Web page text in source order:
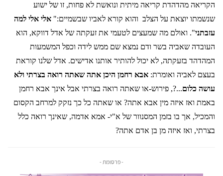
הקריאה מהדהדת קריאה מיתית ונואשת לא פחות, זו של ישוע
שנשמתו יוצאת על הצלב והוא קורא לאביו שבשמיים:" אלי אלי למה
עזבתני". ואולם מה שמעצים לטעמי את זעקתה של אדל דווקא, הוא
העובדה שאביה בשר ודם נמצא שם ממש לידה וכפל המשמעות
המהדהד בזעקתה, לא יכול להותיר אותנו אדישים. אדל שלנו קוראת
בעצם לאביה ואומרת: אבא רחמן היכן אתה שאתה רואה בצרתי ולא
עושה כלום...?, פירוש-או שאתה רואה בצרתי אבל אינך אבא רחמן
באמת ואז איזה מין אבא אתה? או שאתה כל כך נזקק למרחב הקסום
והמכיל, אך בו בזמן המסנוור של א"י- אמא אדמה, שאינך רואה כלל
בצרתי, ואז איזה מן בן אדם אתה?
- פרסומת -